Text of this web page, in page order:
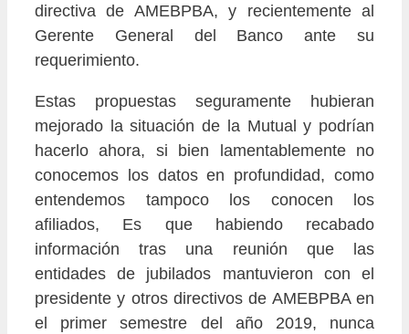
directiva de AMEBPBA, y recientemente al
Gerente General del Banco ante su
requerimiento.
Estas propuestas seguramente hubieran
mejorado la situación de la Mutual y podrían
hacerlo ahora, si bien lamentablemente no
conocemos los datos en profundidad, como
entendemos tampoco los conocen los
afiliados, Es que habiendo recabado
información tras una reunión que las
entidades de jubilados mantuvieron con el
presidente y otros directivos de AMEBPBA en
el primer semestre del año 2019, nunca